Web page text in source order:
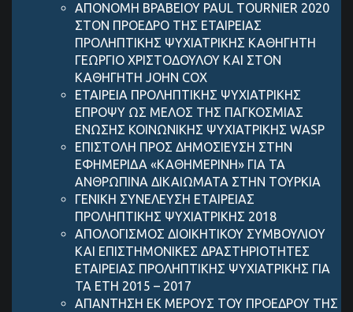
ΑΠΟΝΟΜΗ ΒΡΑΒΕΙΟΥ PAUL TOURNIER 2020
ΣΤΟΝ ΠΡΟΕΔΡΟ ΤΗΣ ΕΤΑΙΡΕΙΑΣ
ΠΡΟΛΗΠΤΙΚΗΣ ΨΥΧΙΑΤΡΙΚΗΣ ΚΑΘΗΓΗΤΗ
ΓΕΩΡΓΙΟ ΧΡΙΣΤΟΔΟΥΛΟΥ ΚΑΙ ΣΤΟΝ
ΚΑΘΗΓΗΤΗ JOHN COX
ΕΤΑΙΡΕΙΑ ΠΡΟΛΗΠΤΙΚΗΣ ΨΥΧΙΑΤΡΙΚΗΣ
ΕΠΡΟΨΥ ΩΣ ΜΕΛΟΣ ΤΗΣ ΠΑΓΚΟΣΜΙΑΣ
ΕΝΩΣΗΣ ΚΟΙΝΩΝΙΚΗΣ ΨΥΧΙΑΤΡΙΚΗΣ WASP
ΕΠΙΣΤΟΛΗ ΠΡΟΣ ΔΗΜΟΣΙΕΥΣΗ ΣΤΗΝ
ΕΦΗΜΕΡΙΔΑ «ΚΑΘΗΜΕΡΙΝΗ» ΓΙΑ ΤΑ
ΑΝΘΡΩΠΙΝΑ ΔΙΚΑΙΩΜΑΤΑ ΣΤΗΝ ΤΟΥΡΚΙΑ
ΓΕΝΙΚΗ ΣΥΝΕΛΕΥΣΗ ΕΤΑΙΡΕΙΑΣ
ΠΡΟΛΗΠΤΙΚΗΣ ΨΥΧΙΑΤΡΙΚΗΣ 2018
ΑΠΟΛΟΓΙΣΜΟΣ ΔΙΟΙΚΗΤΙΚΟΥ ΣΥΜΒΟΥΛΙΟY
KAI ΕΠΙΣΤΗΜΟΝΙΚΕΣ ΔΡΑΣΤΗΡΙΟΤΗΤΕΣ
ΕΤΑΙΡΕΙΑΣ ΠΡΟΛΗΠΤΙΚΗΣ ΨΥΧΙΑΤΡΙΚΗΣ ΓΙΑ
ΤΑ ΕΤΗ 2015 – 2017
ΑΠΑΝΤΗΣΗ ΕΚ ΜΕΡΟΥΣ ΤΟΥ ΠΡΟΕΔΡΟΥ ΤΗΣ